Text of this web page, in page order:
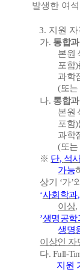
발생한 여
3. 지원 자
가. 통합
본원
포함)
과학
(또는
나. 통합
본원
포함)
과학
(또는
※ 단, 석
가능
상기 ‘가’
‘사회학과,
이상,
’생명공학
생명
이상인 자
다. Full-
지원